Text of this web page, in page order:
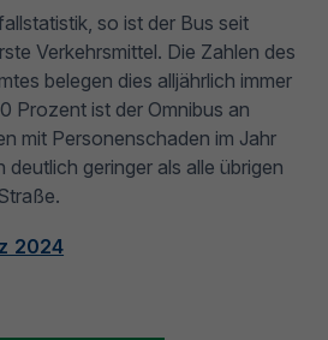
so ist der Bus seit
Verkehrsmittel. Die Zahlen des
belegen dies alljährlich immer
Prozent ist der Omnibus an
mit Personenschaden im Jahr
geringer als alle übrigen
2024